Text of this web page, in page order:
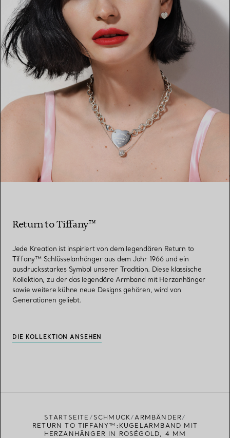
Return to Tiffany™
Jede Kreation ist inspiriert von dem legendären Return to
Tiffany™ Schlüsselanhänger aus dem Jahr 1966 und ein
ausdrucksstarkes Symbol unserer Tradition. Diese klassische
Kollektion, zu der das legendäre Armband mit Herzanhänger
sowie weitere kühne neue Designs gehören, wird von
Generationen geliebt.
DIE KOLLEKTION ANSEHEN
STARTSEITE SCHMUCK
ARMBÄNDER
RETURN TO TIFFANY™:KUGELARMBAND MIT
HERZANHÄNGER IN ROSÉGOLD, 4 MM